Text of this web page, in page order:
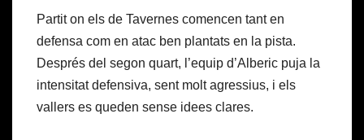
Partit on els de Tavernes comencen tant en
defensa com en atac ben plantats en la pista.
Després del segon quart, l’equip d’Alberic puja la
intensitat defensiva, sent molt agressius, i els
vallers es queden sense idees clares.